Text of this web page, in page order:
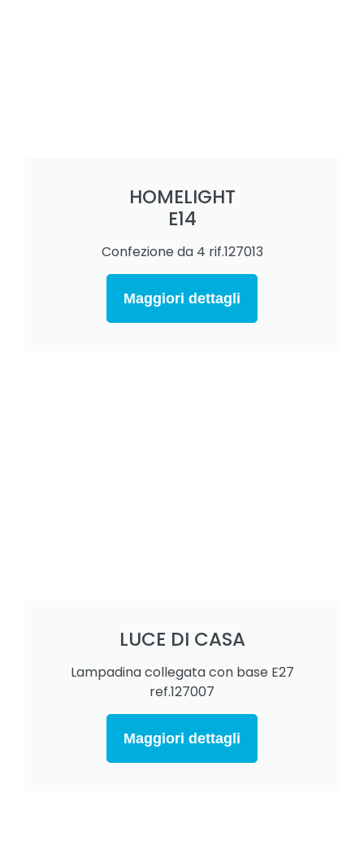
HOMELIGHT
E14
Confezione da 4 rif.127013
Maggiori dettagli
LUCE DI CASA
Lampadina collegata con base E27
ref.127007
Maggiori dettagli